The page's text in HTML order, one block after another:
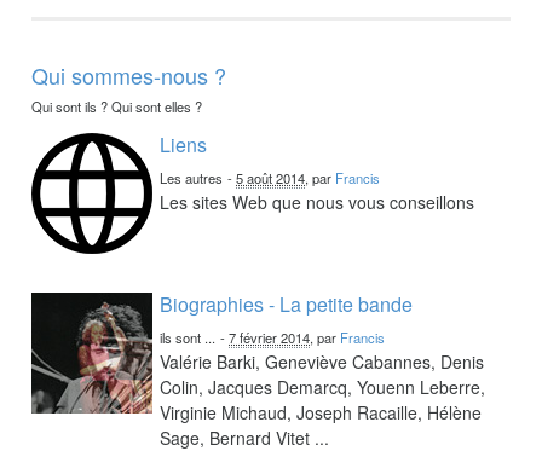
Qui sommes-nous ?
Qui sont ils ? Qui sont elles ?
Liens
Les autres -5 août 2014, par Francis
Les sites Web que nous vous conseillons
Biographies - La petite bande
ils sont ... -7 février 2014, par Francis
Valérie Barki, Geneviève Cabannes, Denis
Colin, Jacques Demarcq, Youenn Leberre,
Virginie Michaud, Joseph Racaille, Hélène
Sage, Bernard Vitet ...